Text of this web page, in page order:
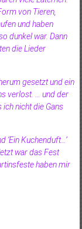
von Tieren,
und haben
dunkel war. Dann
die Lieder
gesetzt und ein
verlost. … und der
ich nicht die Gans
‘Ein Kuchenduft…’
war das Fest
haben mir